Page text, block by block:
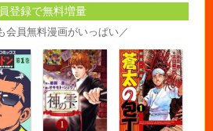
登録で無料増量
会員無料漫画がいっぱい／